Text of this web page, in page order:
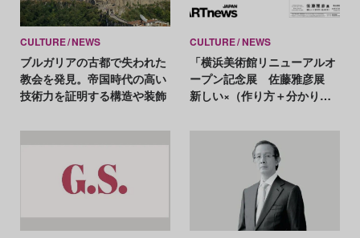
CULTURE NEWS
ブルガリアの古都で失われた
教会を発見。帝国時代の高い
技術力を証明する構造や装飾
CULTURE NEWS
「横浜美術館リニューアルオ
ープン記念展 佐藤雅彦展
新しい×（作り方＋分かり